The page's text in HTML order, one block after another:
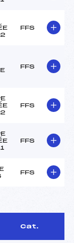
2
FFS
FFS
2
FFS
FFS
FFS
Cat.